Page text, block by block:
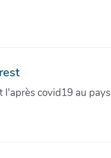
l'après covid19 au pays